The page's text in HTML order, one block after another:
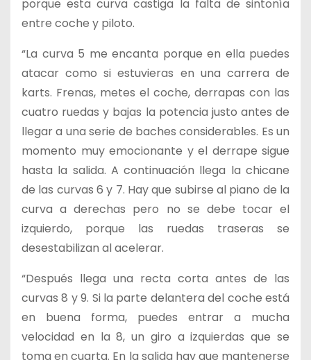
porque esta curva castiga la falta de sintonía
entre coche y piloto.
“La curva 5 me encanta porque en ella puedes
atacar como si estuvieras en una carrera de
karts. Frenas, metes el coche, derrapas con las
cuatro ruedas y bajas la potencia justo antes de
llegar a una serie de baches considerables. Es un
momento muy emocionante y el derrape sigue
hasta la salida. A continuación llega la chicane
de las curvas 6 y 7. Hay que subirse al piano de la
curva a derechas pero no se debe tocar el
izquierdo, porque las ruedas traseras se
desestabilizan al acelerar.
“Después llega una recta corta antes de las
curvas 8 y 9. Si la parte delantera del coche está
en buena forma, puedes entrar a mucha
velocidad en la 8, un giro a izquierdas que se
toma en cuarta. En la salida hay que mantenerse